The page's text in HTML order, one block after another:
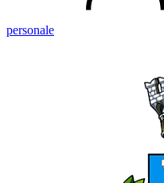
personale